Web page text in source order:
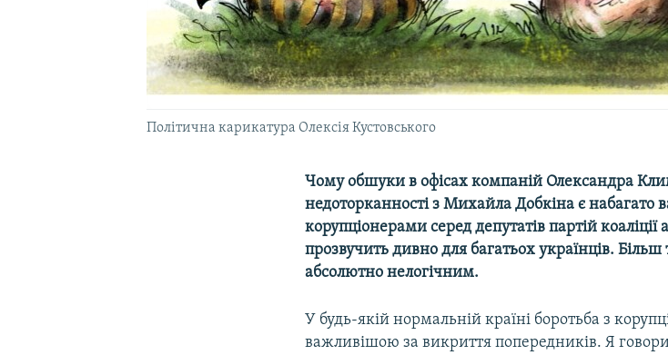
Політична карикатура Олексія Кустовського
Чому обшуки в офісах компаній Олександра
недоторканності з Михайла Добкіна є набагато
корупціонерами серед депутатів партій
прозвучить дивно для багатьох українців.
абсолютно нелогічним.
У будь-якій нормальній країні боротьба з
важливішою за викриття попередників. Я